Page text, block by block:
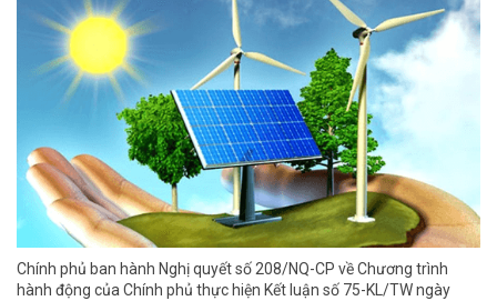
Chính phủ ban hành Nghị quyết số 208/NQ-CP về Chương trình
hành động của Chính phủ thực hiện Kết luận số 75-KL/TW ngày